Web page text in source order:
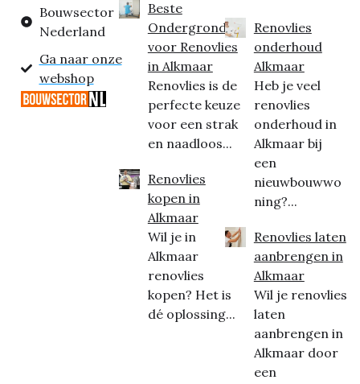
Bouwsector
Nederland
Ga naar onze
webshop
Beste
Ondergrond
voor Renovlies
in Alkmaar
Renovlies is de
perfecte keuze
voor een strak
en naadloos...
Renovlies
kopen in
Alkmaar
Wil je in
Alkmaar
renovlies
kopen? Het is
dé oplossing...
Renovlies
onderhoud
Alkmaar
Heb je veel
renovlies
onderhoud in
Alkmaar bij
een
nieuwbouwwo
ning?...
Renovlies laten
aanbrengen in
Alkmaar
Wil je renovlies
laten
aanbrengen in
Alkmaar door
een